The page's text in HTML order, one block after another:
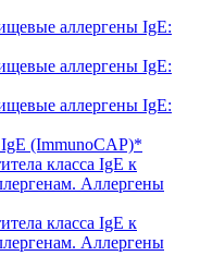
аллергены IgE:
аллергены IgE:
аллергены IgE:
(ImmunoCAP)*
класса IgE к
Аллергены
класса IgE к
Аллергены